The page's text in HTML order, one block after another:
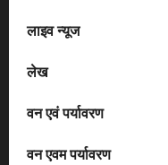
लाइव न्यूज
लेख
वन एवं पर्यावरण
वन एवम पर्यावरण